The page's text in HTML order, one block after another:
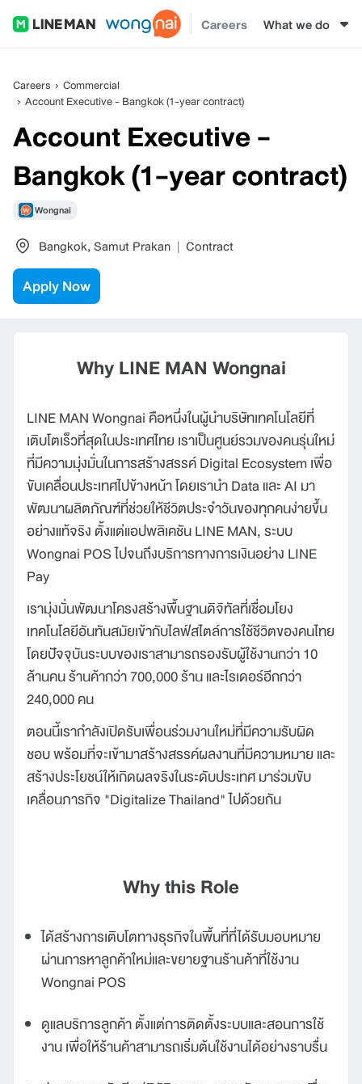
Careers What we do
Careers
Commercial
Account Executive - Bangkok (1-year contract)
Account Executive -
Bangkok (1-year contract)
Wongnai
Bangkok, Samut Prakan | Contract
Apply Now
Why LINE MAN Wongnai
LINE MAN Wongnai คือหนึ่งในผู้นำบริษัทเทคโนโลยีที่
เติบโตเร็วที่สุดในประเทศไทย เราเป็นศูนย์รวมของคนรุ่นใหม่
ที่มีความมุ่งมั่นในการสร้างสรรค์ Digital Ecosystem เพื่อ
ขับเคลื่อนประเทศไปข้างหน้า โดยเรานำ Data และ AI มา
พัฒนาผลิตภัณฑ์ที่ช่วยให้ชีวิตประจำวันของทุกคนง่ายขึ้น
อย่างแท้จริง ตั้งแต่แอปพลิเคชัน LINE MAN, ระบบ
Wongnai POS ไปจนถึงบริการทางการเงินอย่าง LINE
Pay
เรามุ่งมั่นพัฒนาโครงสร้างพื้นฐานดิจิทัลที่เชื่อมโยง
เทคโนโลยีอันทันสมัยเข้ากับไลฟ์สไตล์การใช้ชีวิตของคนไทย
โดยปัจจุบันระบบของเราสามารถรองรับผู้ใช้งานกว่า 10
ล้านคน ร้านค้ากว่า 700,000 ร้าน และไรเดอร์อีกกว่า
240,000 คน
ตอนนี้เรากำลังเปิดรับเพื่อนร่วมงานใหม่ที่มีความรับผิด
ชอบ พร้อมที่จะเข้ามาสร้างสรรค์ผลงานที่มีความหมาย และ
สร้างประโยชน์ให้เกิดผลจริงในระดับประเทศ มาร่วมขับ
เคลื่อนภารกิจ "Digitalize Thailand" ไปด้วยกัน
Why this Role
ได้สร้างการเติบโตทางธุรกิจในพื้นที่ที่ได้รับมอบหมาย
ผ่านการหาลูกค้าใหม่และขยายฐานร้านค้าที่ใช้งาน
Wongnai POS
ดูแลบริการลูกค้า ตั้งแต่การติดตั้งระบบและสอนการใช้
งาน เพื่อให้ร้านค้าสามารถเริ่มต้นใช้งานได้อย่างราบรื่น